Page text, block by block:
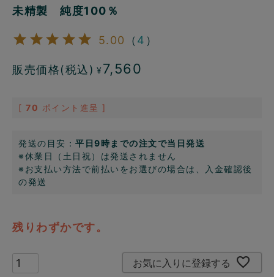
未精製 純度100％
5.00 （ 4 ）
販売価格(税込) ¥ 7,560
[ 70 ポイント進呈 ]
発送の目安： 平日9時までの注文で当日発送
※休業日（土日祝）は発送されません
※お支払い方法で前払いをお選びの場合は、入金確認後
の発送
残りわずかです。
お気に入りに登録する